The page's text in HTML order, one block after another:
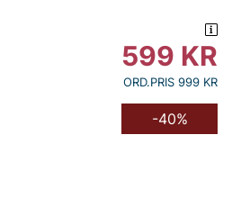
599 KR
ORD.PRIS 999 KR
-40%